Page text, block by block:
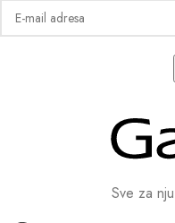
Sve za